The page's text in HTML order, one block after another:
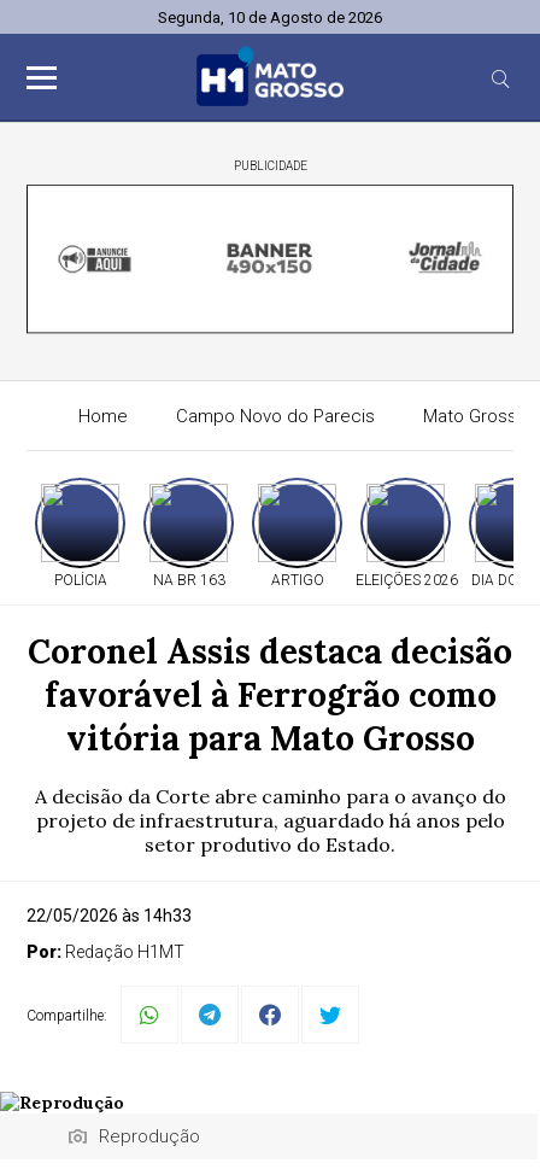
Segunda, 10 de Agosto de 2026
PUBLICIDADE
Home Campo Novo do Parecis Mato Grosso
POLÍCIA NA BR 163 ARTIGO ELEIÇÕES 2026 DIA DOS
Coronel Assis destaca decisão
favorável à Ferrogrão como
vitória para Mato Grosso
A decisão da Corte abre caminho para o avanço do
projeto de infraestrutura, aguardado há anos pelo
setor produtivo do Estado.
22/05/2026 às 14h33
Por: Redação H1MT
Compartilhe:
Reprodução